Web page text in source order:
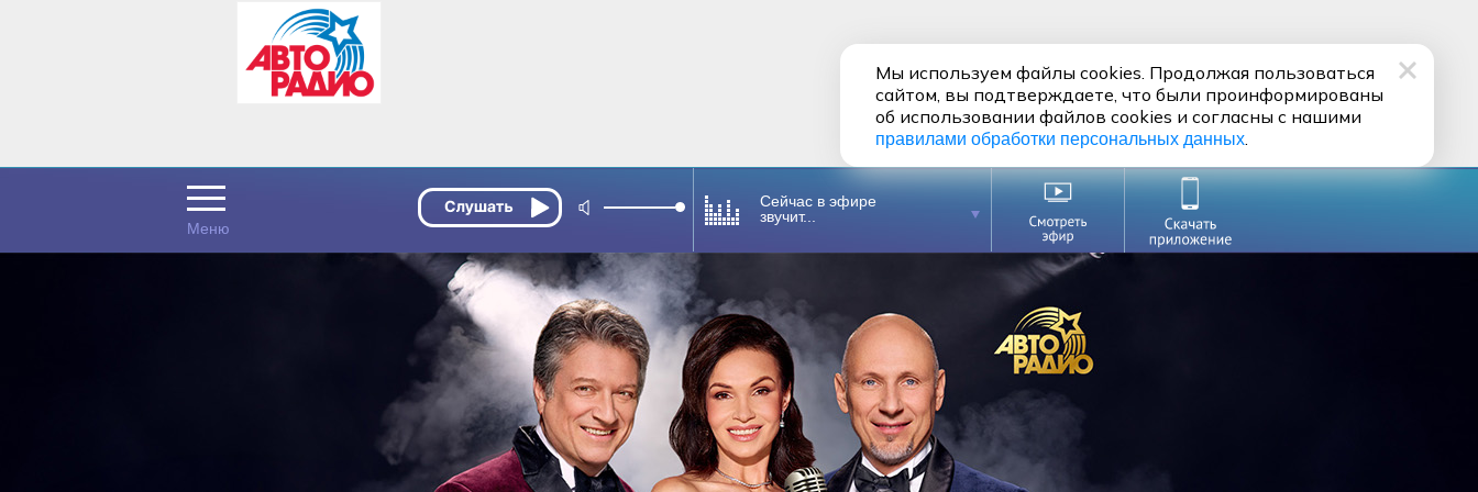
Сейчас в эфире
звучит...
Мы используем файлы cookies. Продолжая пользоваться
сайтом, вы подтверждаете, что были проинформированы
об использовании файлов cookies и согласны с нашими
правилами обработки персональных данных.